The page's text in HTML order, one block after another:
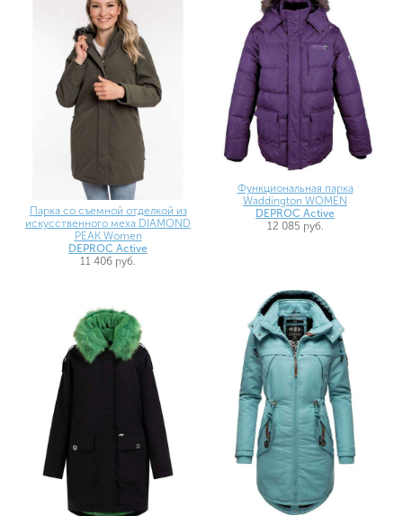
Парка со съемной отделкой из
искусственного меха DIAMOND
PEAK Women
DEPROC Active
11 406 руб.
Функциональная парка
Waddington WOMEN
DEPROC Active
12 085 руб.